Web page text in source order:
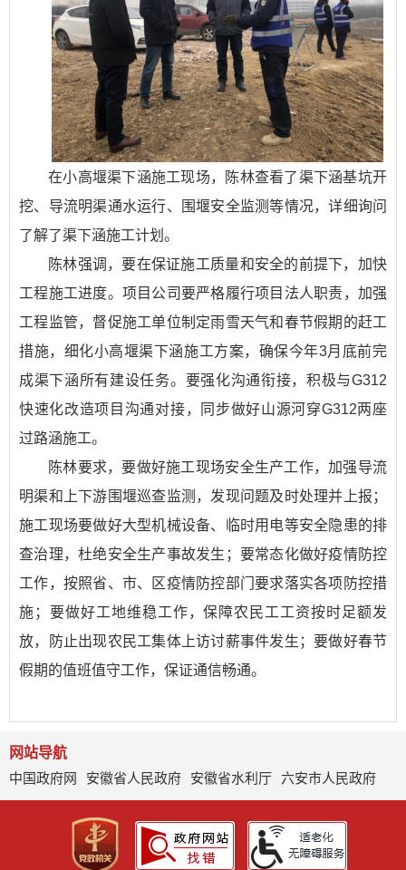
在小高堰渠下涵施工现场，陈林查看了渠下涵基坑开
挖、导流明渠通水运行、围堰安全监测等情况，详细询问
了解了渠下涵施工计划。
陈林强调，要在保证施工质量和安全的前提下，加快
工程施工进度。项目公司要严格履行项目法人职责，加强
工程监管，督促施工单位制定雨雪天气和春节假期的赶工
措施，细化小高堰渠下涵施工方案，确保今年3月底前完
成渠下涵所有建设任务。要强化沟通衔接，积极与G312
快速化改造项目沟通对接，同步做好山源河穿G312两座
过路涵施工。
陈林要求，要做好施工现场安全生产工作，加强导流
明渠和上下游围堰巡查监测，发现问题及时处理并上报；
施工现场要做好大型机械设备、临时用电等安全隐患的排
查治理，杜绝安全生产事故发生；要常态化做好疫情防控
工作，按照省、市、区疫情防控部门要求落实各项防控措
施；要做好工地维稳工作，保障农民工工资按时足额发
放，防止出现农民工集体上访讨薪事件发生；要做好春节
假期的值班值守工作，保证通信畅通。
网站导航
中国政府网
安徽省人民政府 安徽省水利厅 六安市人民政府